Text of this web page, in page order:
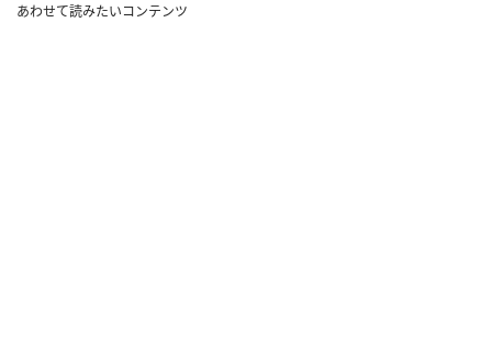
あわせて読みたいコンテンツ